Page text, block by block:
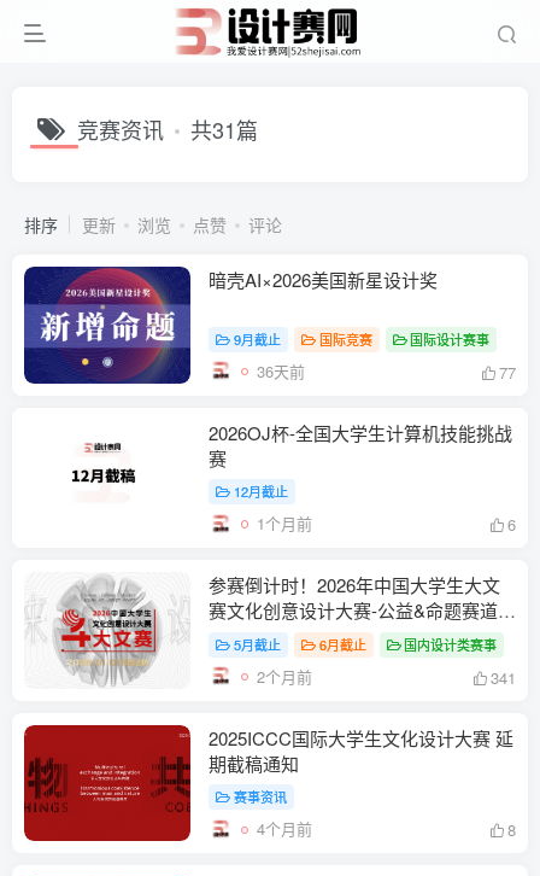
竞赛资讯 共31篇
排序 更新 浏览 点赞 评论
暗壳AI×2026美国新星设计奖
9月截止 国际竞赛 国际设计赛事
36天前 77
2026OJ杯-全国大学生计算机技能挑战
赛
12月截止
1个月前 6
参赛倒计时！2026年中国大学生大文
赛文化创意设计大赛-公益&命题赛道-
大文赛
5月截止 6月截止 国内设计类赛事
2个月前 341
2025ICCC国际大学生文化设计大赛 延
期截稿通知
赛事资讯
4个月前 8